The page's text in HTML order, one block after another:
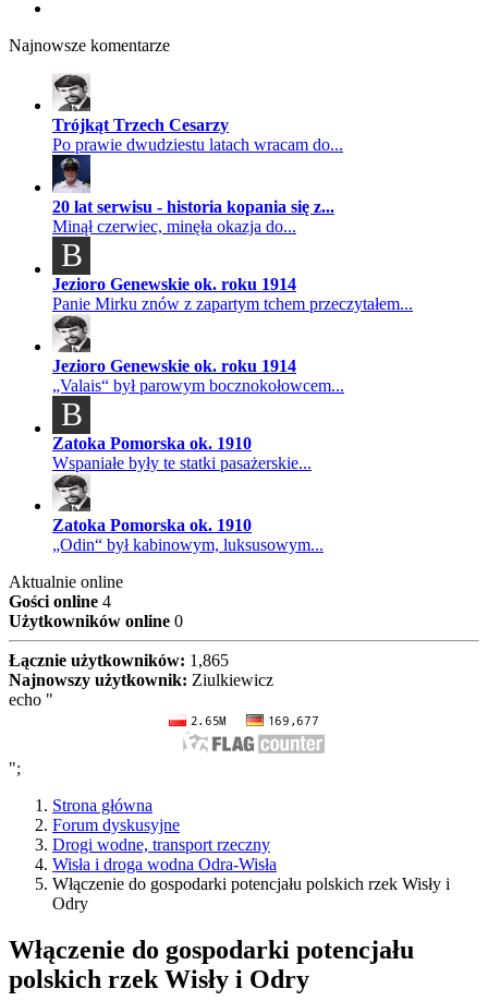
Najnowsze komentarze
Trójkąt Trzech Cesarzy
Po prawie dwudziestu latach wracam do...
20 lat serwisu - historia kopania się z...
Minął czerwiec, minęła okazja do...
B
Jezioro Genewskie ok. roku 1914
Panie Mirku znów z zapartym tchem przeczytałem...
Jezioro Genewskie ok. roku 1914
„Valais“ był parowym bocznokołowcem...
B
Zatoka Pomorska ok. 1910
Wspaniałe były te statki pasażerskie...
Zatoka Pomorska ok. 1910
„Odin“ był kabinowym, luksusowym...
Aktualnie online
Gości online 4
Użytkowników online 0
Łącznie użytkowników: 1,865
Najnowszy użytkownik: Ziulkiewicz
echo "
";
Strona główna
Forum dyskusyjne
Drogi wodne, transport rzeczny
Wisła i droga wodna Odra-Wisła
Włączenie do gospodarki potencjału polskich rzek Wisły i
Odry
Włączenie do gospodarki potencjału
polskich rzek Wisły i Odry